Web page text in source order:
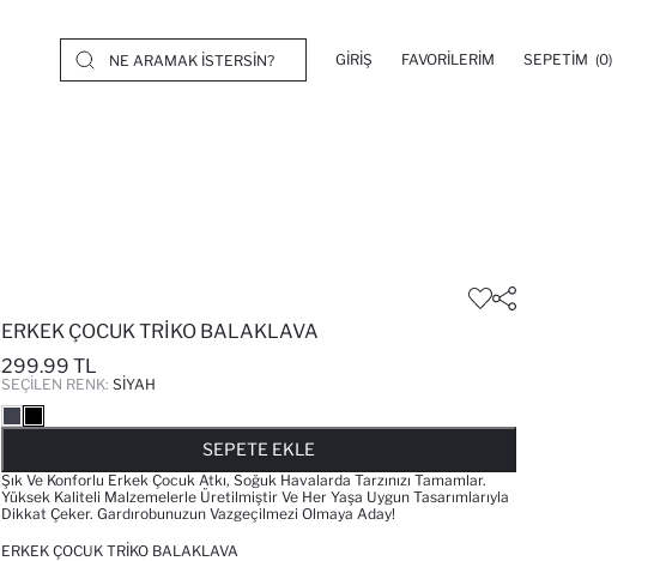
GIRIŞ FAVORILERIM SEPETIM (0)
ERKEK ÇOCUK TRIKO BALAKLAVA
299.99 TL
SEÇILEN RENK: SIYAH
SEPETE EKLE
Şık Ve Konforlu Erkek Çocuk Atkı, Soğuk Havalarda Tarzınızı Tamamlar.
Yüksek Kaliteli Malzemelerle Üretilmiştir Ve Her Yaşa Uygun Tasarımlarıyla
Dikkat Çeker. Gardırobunuzun Vazgeçilmezi Olmaya Aday!
ERKEK ÇOCUK TRIKO BALAKLAVA